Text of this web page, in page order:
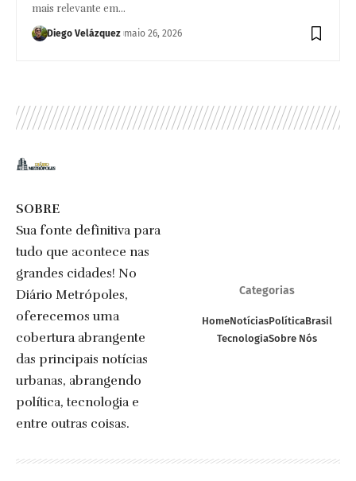
mais relevante em…
Diego Velázquez maio 26, 2026
SOBRE
Sua fonte definitiva para
tudo que acontece nas
grandes cidades! No
Diário Metrópoles,
oferecemos uma
cobertura abrangente
das principais notícias
urbanas, abrangendo
política, tecnologia e
entre outras coisas.
Categorias
HomeNotíciasPolíticaBrasil
TecnologiaSobre Nós